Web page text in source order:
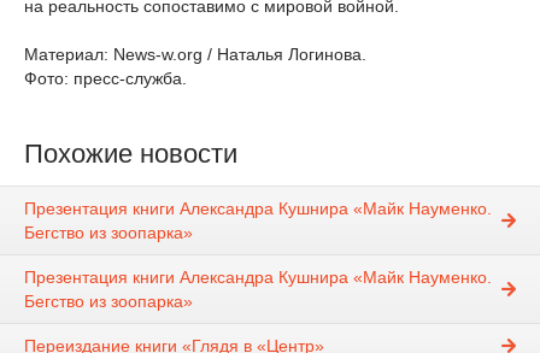
на реальность сопоставимо с мировой войной.
Материал: News-w.org / Наталья Логинова.
Фото: пресс-служба.
Похожие новости
Презентация книги Александра Кушнира «Майк Науменко.
Бегство из зоопарка»
Презентация книги Александра Кушнира «Майк Науменко.
Бегство из зоопарка»
Переиздание книги «Глядя в «Центр»